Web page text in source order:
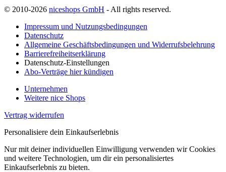
© 2010-2026 niceshops GmbH - All rights reserved.
Impressum und Nutzungsbedingungen
Datenschutz
Allgemeine Geschäftsbedingungen und Widerrufsbelehrung
Barrierefreiheitserklärung
Datenschutz-Einstellungen
Abo-Verträge hier kündigen
Unternehmen
Weitere nice Shops
Vertrag widerrufen
Personalisiere dein Einkaufserlebnis
Nur mit deiner individuellen Einwilligung verwenden wir Cookies
und weitere Technologien, um dir ein personalisiertes
Einkaufserlebnis zu bieten.